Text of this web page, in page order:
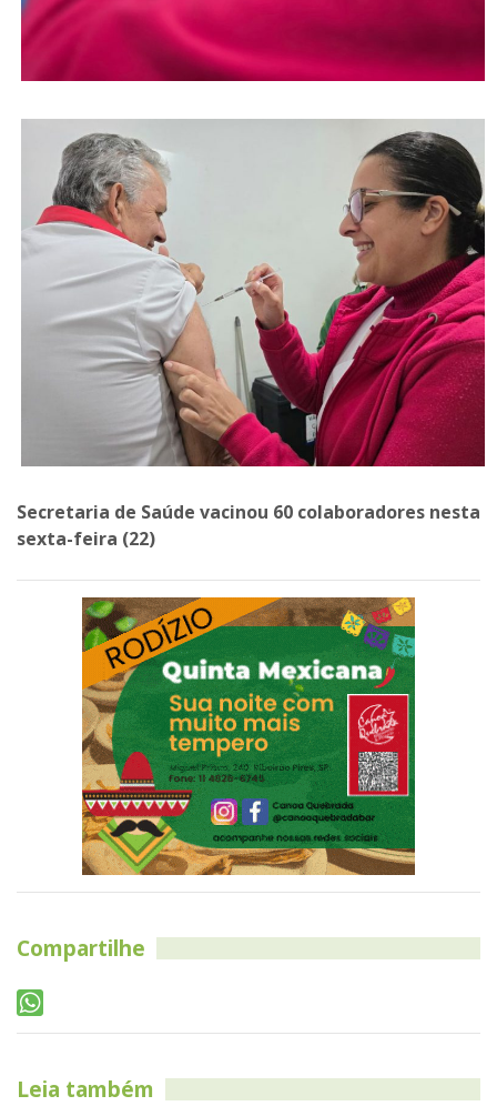
Secretaria de Saúde vacinou 60 colaboradores nesta
sexta-feira (22)
Compartilhe
Leia também